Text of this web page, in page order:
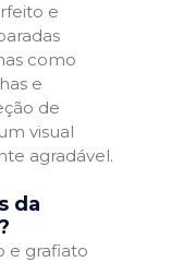
e
como
e
de
visual
agradável.
da
e grafiato